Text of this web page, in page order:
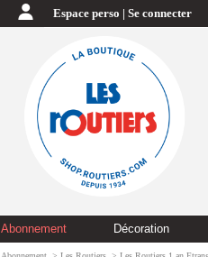
Espace perso | Se connecter
Abonnement Décoration